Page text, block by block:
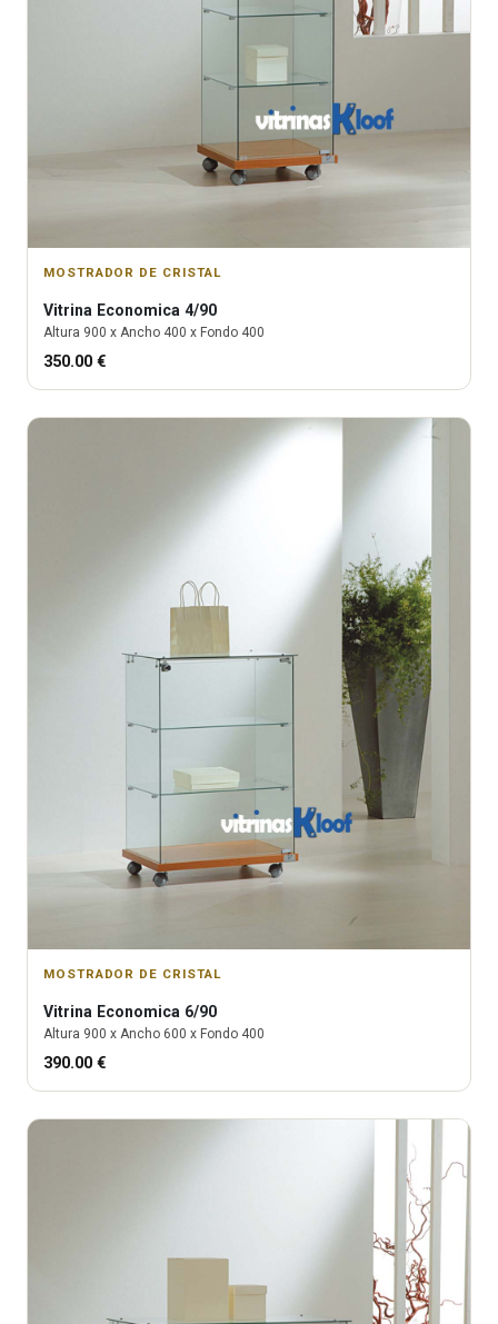
MOSTRADOR DE CRISTAL
Vitrina Economica 4/90
Altura 900 x Ancho 400 x Fondo 400
350.00 €
MOSTRADOR DE CRISTAL
Vitrina Economica 6/90
Altura 900 x Ancho 600 x Fondo 400
390.00 €